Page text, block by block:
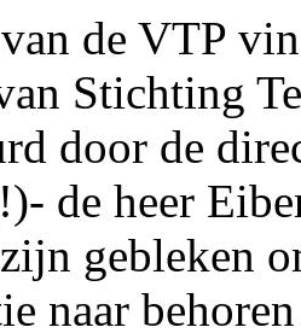
de VTP
Stichting
door de
de heer
gebleken
naar